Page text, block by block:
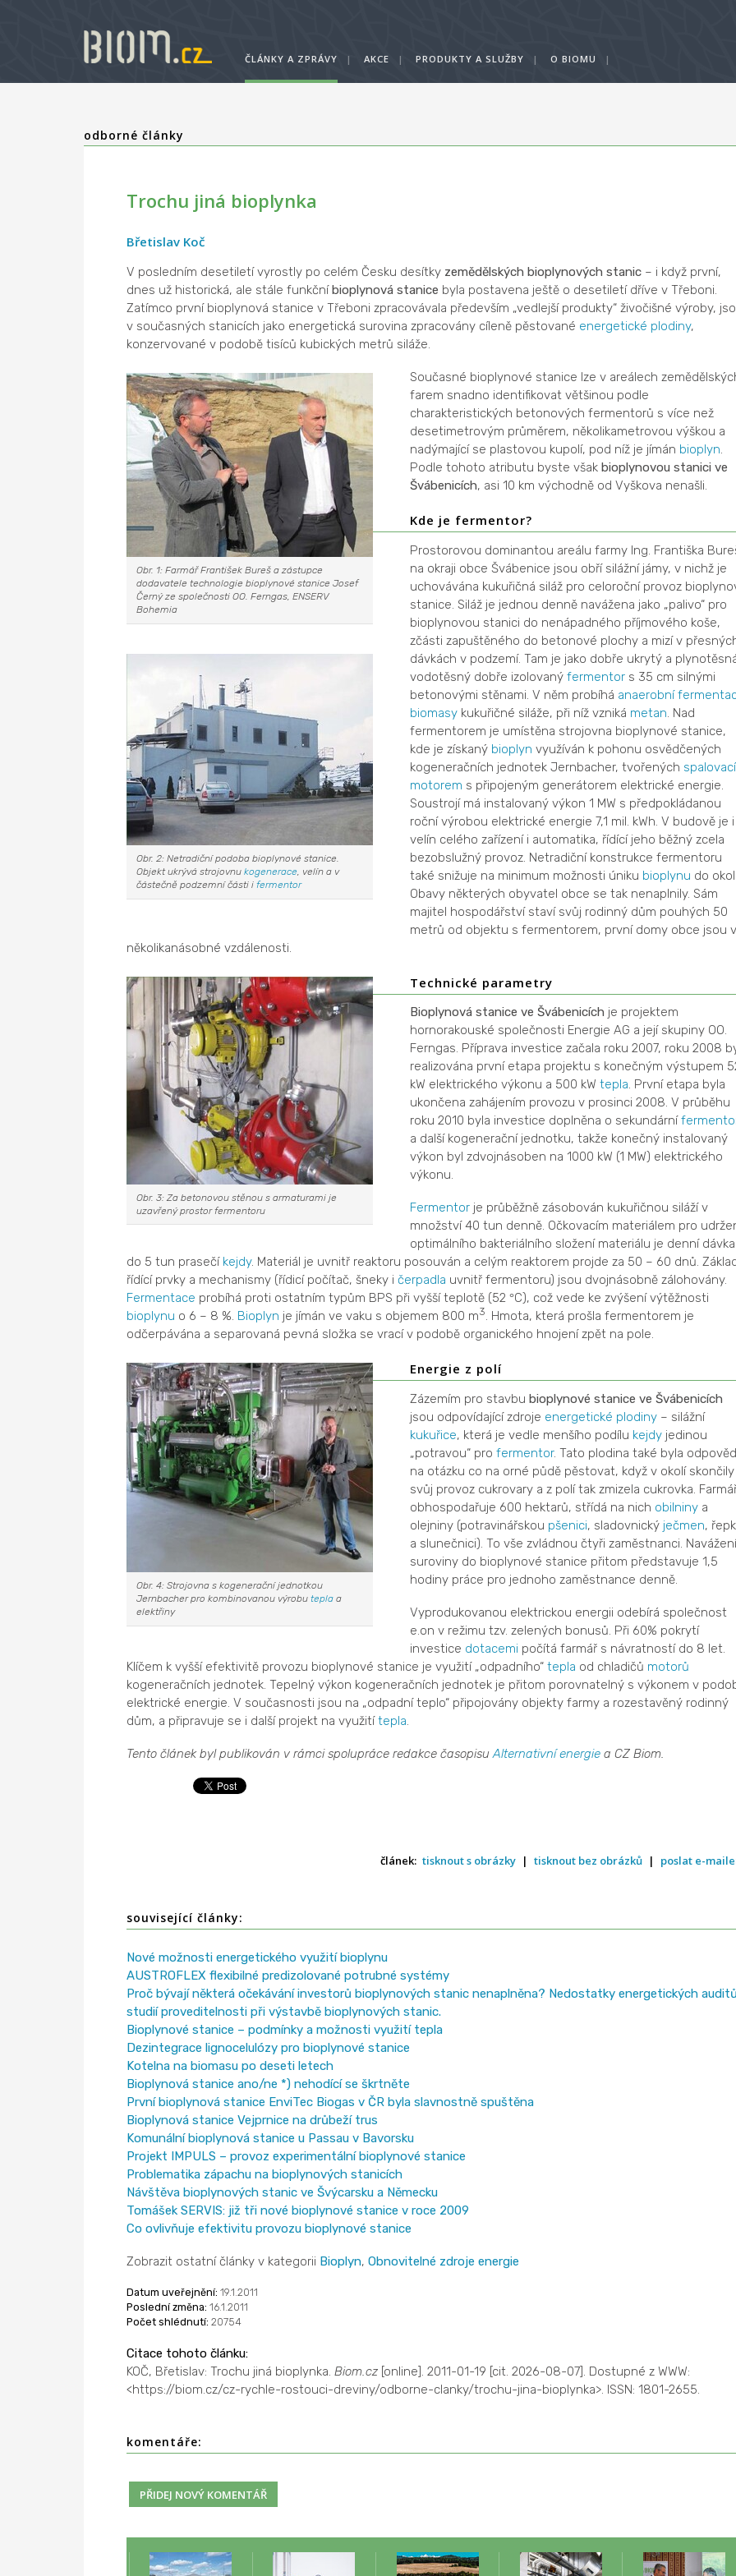
ČLÁNKY A ZPRÁVY | AKCE | PRODUKTY A SLUŽBY | O BIOMU |
odborné články
Trochu jiná bioplynka
Břetislav Koč
V posledním desetiletí vyrostly po celém Česku desítky zemědělských bioplynových stanic– i když první,
dnes už historická, ale stále funkčníbioplynová stanice byla postavena ještě o desetiletí dříve v Třeboni.
Zatímco první bioplynová stanice v Třeboni zpracovávala především „vedlejší produkty“ živočišné výroby,
v současných stanicích jako energetická surovina zpracovány cíleně pěstované energetické plodiny,
konzervované v podobě tisíců kubických metrů siláže.
Obr. 1: Farmář František Bureš a zástupce
dodavatele technologie bioplynové stanice Josef
Černý ze společnosti OO. Ferngas, ENSERV
Bohemia
Současné bioplynové stanice lze v areálech
farem snadno identifikovat většinou podle
charakteristických betonových fermentorů s více než
desetimetrovým průměrem, několikametrovou výškou a
nadýmající se plastovou kupolí, pod níž je jímán bioplyn.
Podle tohoto atributu byste však bioplynovou stanici ve
Švábenicích, asi 10 km východně od Vyškova nenašli.
Obr. 2: Netradiční podoba bioplynové stanice.
Objekt ukrývá strojovnu kogenerace, velín a v
částečně podzemní části i fermentor
Kde je fermentor?
Prostorovou dominantou areálu farmy Ing. Františka
na okraji obce Švábenice jsou obří silážní jámy, v nichž je
uchovávána kukuřičná siláž pro celoroční provoz
stanice. Siláž je jednou denně navážena jako „palivo“ pro
bioplynovou stanici do nenápadného příjmového koše,
zčásti zapuštěného do betonové plochy a mizí v
dávkách v podzemí. Tam je jako dobře ukrytý a
vodotěsný dobře izolovaný fermentors 35 cm silnými
betonovými stěnami. V něm probíhá anaerobní
biomasykukuřičné siláže, při níž vzniká metan . Nad
fermentorem je umístěna strojovna bioplynové stanice,
kde je získaný bioplyn využíván k pohonu osvědčených
kogeneračních jednotek Jernbacher, tvořených
motorem s připojeným generátorem elektrické energie.
Soustrojí má instalovaný výkon 1 MW s předpokládanou
roční výrobou elektrické energie 7,1 mil. kWh. V budově je i
velín celého zařízení i automatika, řídící jeho běžný zcela
bezobslužný provoz. Netradiční konstrukce fermentoru
také snižuje na minimum možnosti úniku bioplynu do
Obavy některých obyvatel obce se tak nenaplnily. Sám
majitel hospodářství staví svůj rodinný dům pouhých 50
metrů od objektu s fermentorem, první domy obce jsou v
několikanásobné vzdálenosti.
Obr. 3: Za betonovou stěnou s armaturami je
uzavřený prostor fermentoru
Technické parametry
Bioplynová stanice ve Švábenicích je projektem
hornorakouské společnosti Energie AG a její skupiny OO.
Ferngas. Příprava investice začala roku 2007, roku 2008
realizována první etapa projektu s konečným výstupem
kW elektrického výkonu a 500 kW tepla. První etapa byla
ukončena zahájením provozu v prosinci 2008. V průběhu
roku 2010 byla investice doplněna o sekundární
a další kogenerační jednotku, takže konečný instalovaný
výkon byl zdvojnásoben na 1000 kW (1 MW) elektrického
výkonu.
Fermentorje průběžně zásobován kukuřičnou siláží v
množství 40 tun denně. Očkovacím materiálem pro
optimálního bakteriálního složení materiálu je denní dávka
do 5 tun prasečí kejdy. Materiál je uvnitř reaktoru posouván a celým reaktorem projde za 50 – 60 dnů.
řídící prvky a mechanismy (řídicí počítač, šneky i čerpadla uvnitř fermentoru) jsou dvojnásobně zálohovány.
Fermentace probíhá proti ostatním typům BPS při vyšší teplotě (52 °C), což vede ke zvýšení výtěžnosti
bioplynu o 6 – 8 %. Bioplyn je jímán ve vaku s objemem 800 m3. Hmota, která prošla fermentorem je
odčerpávána a separovaná pevná složka se vrací v podobě organického hnojení zpět na pole.
Obr. 4: Strojovna s kogenerační jednotkou
Jernbacher pro kombinovanou výrobu teplaa
elektřiny
Energie z polí
Zázemím pro stavbu bioplynové stanice ve Švábenicích
jsou odpovídající zdroje energetické plodiny– silážní
kukuřice, která je vedle menšího podílu kejdyjedinou
„potravou“ pro fermentor. Tato plodina také byla
na otázku co na orné půdě pěstovat, když v okolí skončily
svůj provoz cukrovary a z polí tak zmizela cukrovka.
obhospodařuje 600 hektarů, střídá na nich obilninya
olejniny (potravinářskou pšenici, sladovnický ječmen,
a slunečnici). To vše zvládnou čtyři zaměstnanci. Navážení
suroviny do bioplynové stanice přitom představuje 1,5
hodiny práce pro jednoho zaměstnance denně.
Vyprodukovanou elektrickou energii odebírá společnost
e.on v režimu tzv. zelených bonusů. Při 60% pokrytí
investice dotacemi počítá farmář s návratností do 8 let.
Klíčem k vyšší efektivitě provozu bioplynové stanice je využití „odpadního“ tepla od chladičů motorů
kogeneračních jednotek. Tepelný výkon kogeneračních jednotek je přitom porovnatelný s výkonem v
elektrické energie. V současnosti jsou na „odpadní teplo“ připojovány objekty farmy a rozestavěný rodinný
dům, a připravuje se i další projekt na využitítepla
Tento článek byl publikován v rámci spolupráce redakce časopisu Alternativní energiea CZ Biom.
článek: tisknout s obrázky | tisknout bez obrázků | poslat e-
související články:
Nové možnosti energetického využití bioplynu
AUSTROFLEX flexibilné predizolované potrubné systémy
Proč bývají některá očekávání investorů bioplynových stanic nenaplněna? Nedostatky energetických
studií proveditelnosti při výstavbě bioplynových stanic.
Bioplynové stanice – podmínky a možnosti využití tepla
Dezintegrace lignocelulózy pro bioplynové stanice
Kotelna na biomasu po deseti letech
Bioplynová stanice ano/ne *) nehodící se škrtněte
První bioplynová stanice EnviTec Biogas v ČR byla slavnostně spuštěna
Bioplynová stanice Vejprnice na drůbeží trus
Komunální bioplynová stanice u Passau v Bavorsku
Projekt IMPULS – provoz experimentální bioplynové stanice
Problematika zápachu na bioplynových stanicích
Návštěva bioplynových stanic ve Švýcarsku a Německu
Tomášek SERVIS: již tři nové bioplynové stanice v roce 2009
Co ovlivňuje efektivitu provozu bioplynové stanice
Zobrazit ostatní články v kategorii Bioplyn, Obnovitelné zdroje energie
Datum uveřejnění: 19.1.2011
Poslední změna: 16.1.2011
Počet shlédnutí: 20754
Citace tohoto článku:
KOČ, Břetislav: Trochu jiná bioplynka. Biom.cz[online]. 2011-01-19 [cit. 2026-08-07]. Dostupné z WWW:
<https://biom.cz/cz-rychle-rostouci-dreviny/odborne-clanky/trochu-jina-bioplynka>. ISSN: 1801-2655.
komentáře: